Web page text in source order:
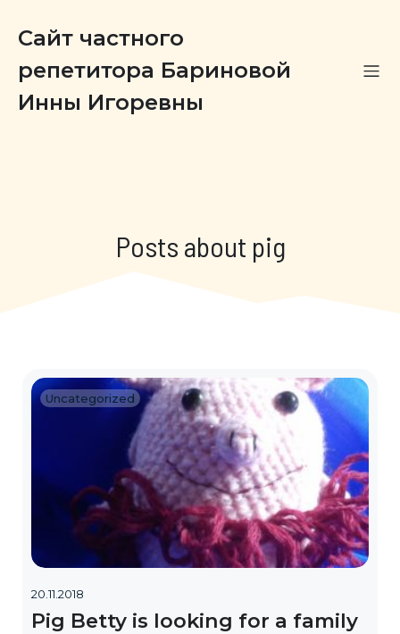
Сайт частного
репетитора Бариновой
Инны Игоревны
Posts about pig
Uncategorized
20.11.2018
Pig Betty is looking for a family